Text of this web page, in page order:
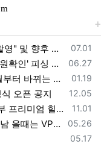
등록일
07.01
후 일정 안내
등록일
06.27
싱 사기 주의
등록일
01.19
전 단속 가이드
등록일
12.05
오픈 공지
등록일
11.01
스파, 예약 문의
등록일
05.26
필수가 됬습니다.
등록일
05.17